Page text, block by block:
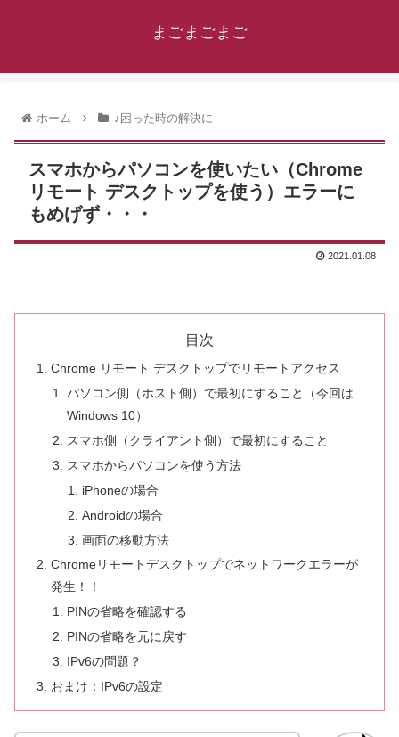
まごまごまご
ホーム ♪困った時の解決に
スマホからパソコンを使いたい（Chrome
リモート デスクトップを使う）エラーに
もめげず・・・
2021.01.08
目次
Chrome リモート デスクトップでリモートアクセス
パソコン側（ホスト側）で最初にすること（今回は
Windows 10）
スマホ側（クライアント側）で最初にすること
スマホからパソコンを使う方法
iPhoneの場合
Androidの場合
画面の移動方法
Chromeリモートデスクトップでネットワークエラーが
発生！！
PINの省略を確認する
PINの省略を元に戻す
IPv6の問題？
おまけ：IPv6の設定